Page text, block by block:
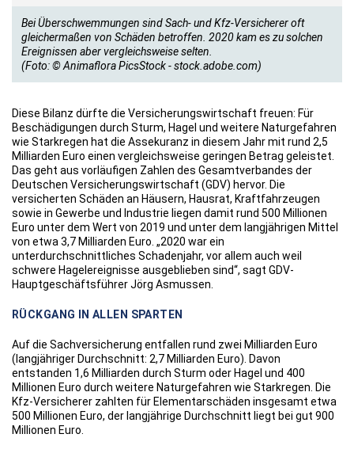
Bei Überschwemmungen sind Sach- und Kfz-Versicherer oft
gleichermaßen von Schäden betroffen. 2020 kam es zu solchen
Ereignissen aber vergleichsweise selten.
(Foto: © Animaflora PicsStock - stock.adobe.com)
Diese Bilanz dürfte die Versicherungswirtschaft freuen: Für
Beschädigungen durch Sturm, Hagel und weitere Naturgefahren
wie Starkregen hat die Assekuranz in diesem Jahr mit rund 2,5
Milliarden Euro einen vergleichsweise geringen Betrag geleistet.
Das geht aus vorläufigen Zahlen des Gesamtverbandes der
Deutschen Versicherungswirtschaft (GDV) hervor. Die
versicherten Schäden an Häusern, Hausrat, Kraftfahrzeugen
sowie in Gewerbe und Industrie liegen damit rund 500 Millionen
Euro unter dem Wert von 2019 und unter dem langjährigen Mittel
von etwa 3,7 Milliarden Euro. „2020 war ein
unterdurchschnittliches Schadenjahr, vor allem auch weil
schwere Hagelereignisse ausgeblieben sind“, sagt GDV-
Hauptgeschäftsführer Jörg Asmussen.
RÜCKGANG IN ALLEN SPARTEN
Auf die Sachversicherung entfallen rund zwei Milliarden Euro
(langjähriger Durchschnitt: 2,7 Milliarden Euro). Davon
entstanden 1,6 Milliarden durch Sturm oder Hagel und 400
Millionen Euro durch weitere Naturgefahren wie Starkregen. Die
Kfz-Versicherer zahlten für Elementarschäden insgesamt etwa
500 Millionen Euro, der langjährige Durchschnitt liegt bei gut 900
Millionen Euro.